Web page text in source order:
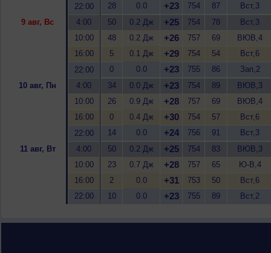
22:00
28 0.0 +23 754 87
Вст,3
9 авг, Вс
4:00 50 0.2 Дж +25 754 78
Вст,3
10:00
48 0.2 Дж +26 757 69
ВЮВ,4
16:00
5 0.1 Дж +29 754 54
Вст,6
22:00
0 0.0 +23 755 86
Зап,2
10 авг, Пн
4:00 34 0.0 Дж +23 754 89
ВЮВ,3
10:00
26 0.9 Дж +28 757 69
ВЮВ,4
16:00
0 0.4 Дж +30 754 57
Вст,6
22:00
14 0.0 +24 756 91
Вст,3
11 авг, Вт
4:00 50 0.2 Дж +25 754 83
ВЮВ,3
10:00
23 0.7 Дж +28 757 65
Ю-В,4
16:00
2 0.0 +31 753 50
Вст,6
22:00
10 0.0 +23 755 89 Вст,2